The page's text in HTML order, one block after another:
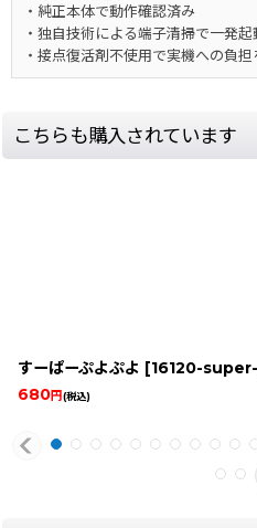
・純正本体で動作確認済み
・独自技術による端子清掃で一発
・接点復活剤不使用で実機への負
こちらも購入されています
すーぱーぷよぷよ [16120-super-
680円(税込)